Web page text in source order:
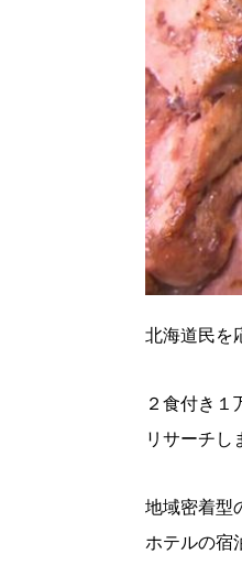
北海道民を
２食付き１
リサーチし
地域密着型
ホテルの宿